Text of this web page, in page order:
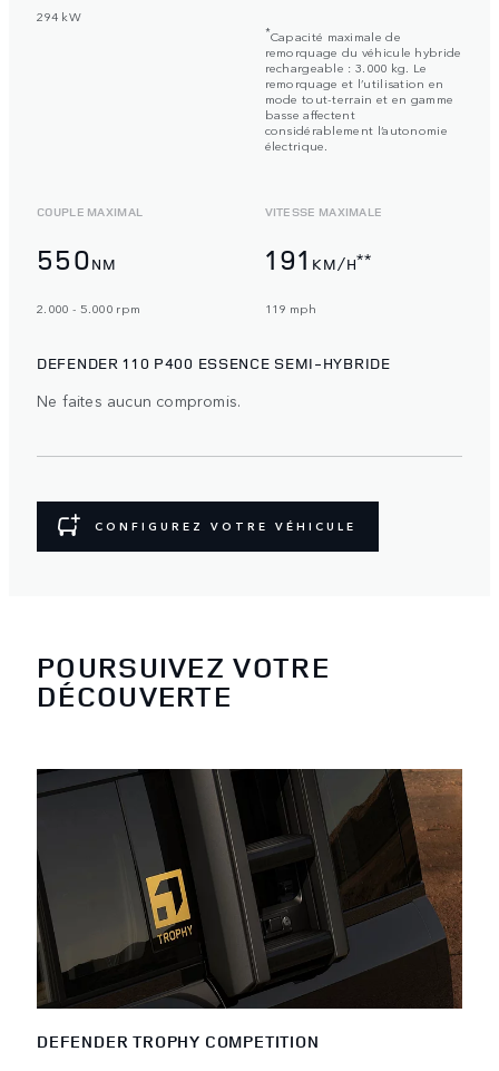
294 kW
*Capacité maximale de
remorquage du véhicule hybride
rechargeable : 3.000 kg. Le
remorquage et l’utilisation en
mode tout-terrain et en gamme
basse affectent
considérablement l’autonomie
électrique.
COUPLE MAXIMAL
550NM
2.000 - 5.000 rpm
VITESSE MAXIMALE
191 KM/H**
119 mph
DEFENDER 110 P400 ESSENCE SEMI-HYBRIDE
Ne faites aucun compromis.
CONFIGUREZ VOTRE VÉHICULE
POURSUIVEZ VOTRE
DÉCOUVERTE
DEFENDER TROPHY COMPETITION